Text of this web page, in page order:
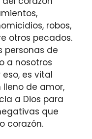
robos,
otros pecados.
personas de
a nosotros
es vital
de amor,
a Dios para
que
corazón.